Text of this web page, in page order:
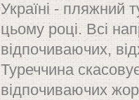
Україні - пляжний
цьому році. Всі
відпочиваючих,
Туреччина
відпочиваючих